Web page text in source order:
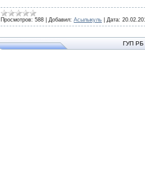
Просмотров: 588 Добавил: Асылыкуль Дата:
ГУП РБ